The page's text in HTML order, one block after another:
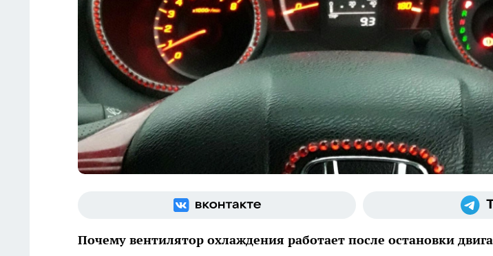
Почему вентилятор охлаждения работает после остановки